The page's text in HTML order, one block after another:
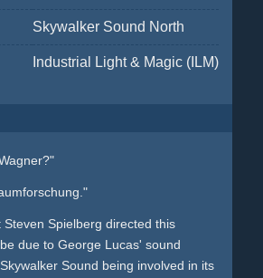
Skywalker Sound North
Industrial Light & Magic (ILM)
Steven Spielberg directed this
due to George Lucas' sound
Sound being involved in its